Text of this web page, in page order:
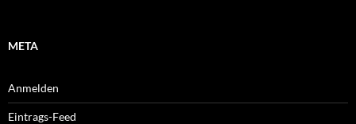
META
Anmelden
Eintrags-Feed